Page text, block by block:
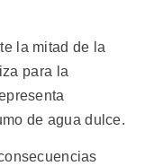
la mitad de la
para la
de agua dulce.